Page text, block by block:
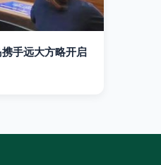
手远大方略开启